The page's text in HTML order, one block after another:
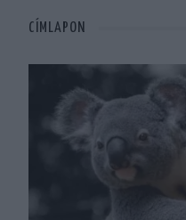
CÍMLAPON